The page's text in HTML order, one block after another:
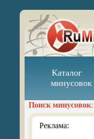
Каталог
минусовок
Поиск минусовок:
Реклама: